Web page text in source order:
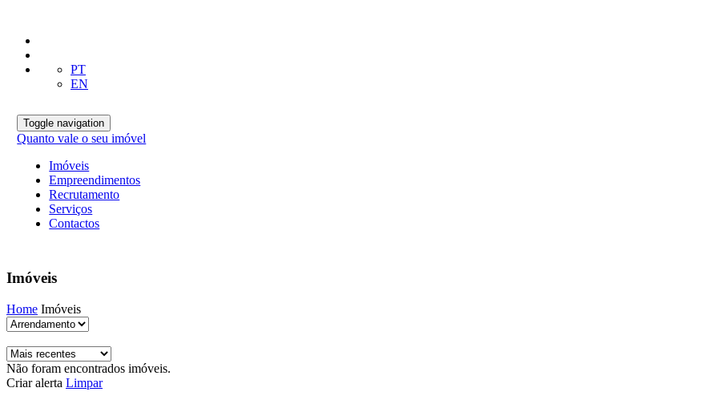
PT
EN
Toggle navigation
Quanto vale o seu imóvel
Imóveis
Empreendimentos
Recrutamento
Serviços
Contactos
Imóveis
Home Imóveis
Não foram encontrados imóveis.
Criar alerta Limpar